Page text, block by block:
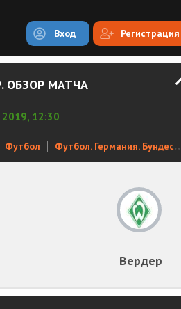
Вход Регистрация
ОБЗОР МАТЧА
12:30
Футбол Футбол. Германия. Бундеслига
Вердер